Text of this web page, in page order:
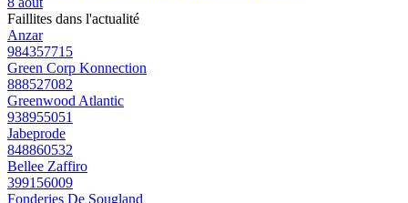
Faillites dans l'actualité
Anzar
984357715
Green Corp Konnection
888527082
Greenwood Atlantic
938955051
Jabeprode
848860532
Bellee Zaffiro
399156009
Fonderies De Sougland